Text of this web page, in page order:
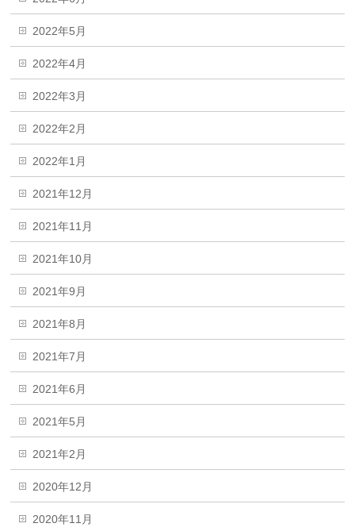
2022年5月
2022年4月
2022年3月
2022年2月
2022年1月
2021年12月
2021年11月
2021年10月
2021年9月
2021年8月
2021年7月
2021年6月
2021年5月
2021年2月
2020年12月
2020年11月